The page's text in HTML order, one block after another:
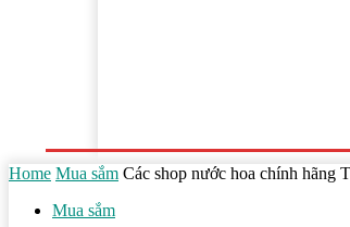
Home Mua sắm Các shop nước hoa chính hãng
Mua sắm